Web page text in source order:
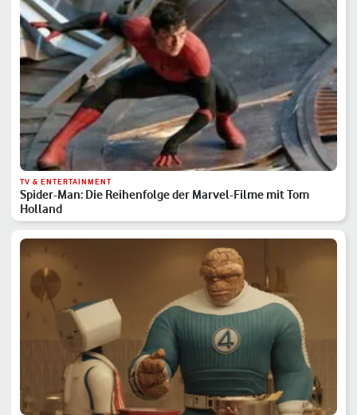
TV & ENTERTAINMENT
Spider-Man: Die Reihenfolge der Marvel-Filme mit Tom
Holland